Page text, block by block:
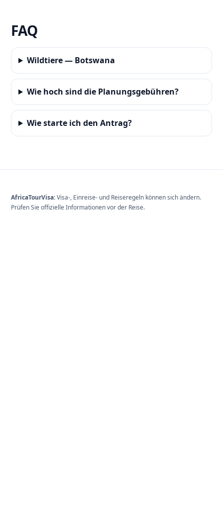
FAQ
Wildtiere — Botswana
Wie hoch sind die Planungsgebühren?
Wie starte ich den Antrag?
AfricaTourVisa:Visa-, Einreise- und Reiseregeln können sich ändern.
Prüfen Sie offizielle Informationen vor der Reise.